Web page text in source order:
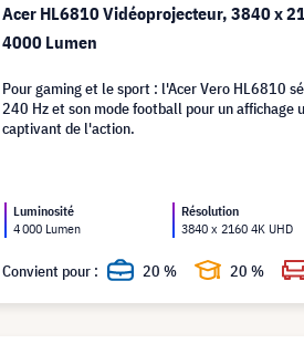
Acer HL6810 Vidéoprojecteur, 3840 x
4000 Lumen
Pour gaming et le sport : l'Acer Vero HL6810
240 Hz et son mode football pour un affichage
captivant de l'action.
Luminosité
4 000 Lumen
Résolution
3840 x 2160 4K UHD
Convient pour : 20 % 20 %